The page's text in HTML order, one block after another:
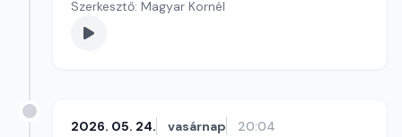
Szerkesztő: Magyar Kornél
2026. 05. 24. vasárnap 20:04